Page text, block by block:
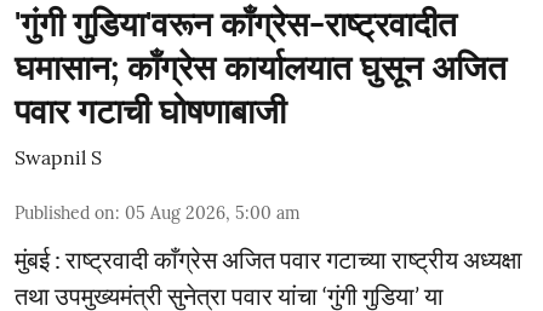
'गुंगी गुडिया'वरून काँग्रेस-राष्ट्रवादीत
घमासान; काँग्रेस कार्यालयात घुसून अजित
पवार गटाची घोषणाबाजी
Swapnil S
Published on: 05 Aug 2026, 5:00 am
मुंबई : राष्ट्रवादी काँग्रेस अजित पवार गटाच्या राष्ट्रीय अध्यक्षा
तथा उपमुख्यमंत्री सुनेत्रा पवार यांचा ‘गुंगी गुडिया’ या